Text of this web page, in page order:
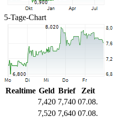
5-Tage-Chart
Realtime Geld Brief
Zeit
7,420 7,740 07.08.
7,520 7,640 07.08.